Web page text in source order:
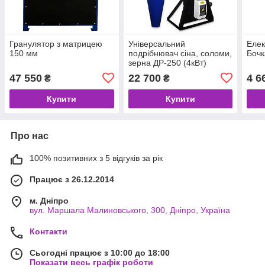
Гранулятор з матрицею
150 мм
47 550 ₴
Купити
Універсальний
подрібнювач сіна, соломи,
зерна ДР-250 (4кВт)
22 700₴
Купити
4
Про нас
100% позитивних з 5 відгуків за рік
Працює з 26.12.2014
м. Дніпро
вул. Маршала Малиновського, 300, Дніпро, Україна
Контакти
Сьогодні працює з 10:00 до 18:00
Показати весь графік роботи